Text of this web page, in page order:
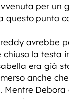
per un
questo punto
avrebbe
la testa
era già
anche
Mentre